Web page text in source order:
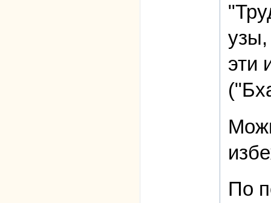
узы,
эти
По